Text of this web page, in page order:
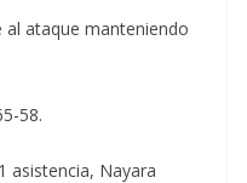
ataque manteniendo
58.
asistencia, Nayara